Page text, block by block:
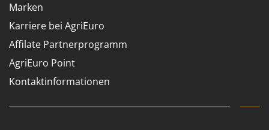
Marken
Karriere bei AgriEuro
Affilate Partnerprogramm
AgriEuro Point
Kontaktinformationen